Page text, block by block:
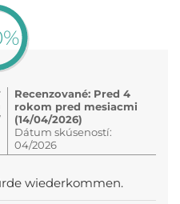
Recenzované: Pred 4
rokom pred mesiacmi
(14/04/2026)
Dátum skúseností:
04/2026
wiederkommen.